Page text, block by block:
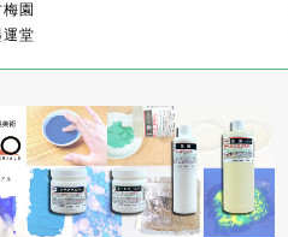
園
運堂